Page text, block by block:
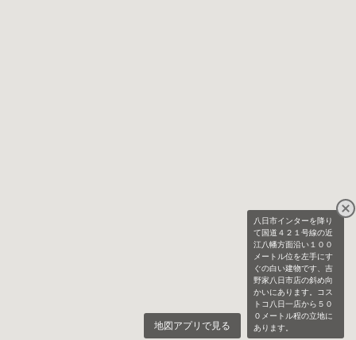
八日市インターを降り
て国道４２１号線の近
江八幡方面沿い１００
メートル位を左手にす
ぐの白い建物です、吉
野家八日市店の斜め向
かいにあります。コス
トコ八日一店から５０
０メートル程の立地に
あります。
地図アプリで見る